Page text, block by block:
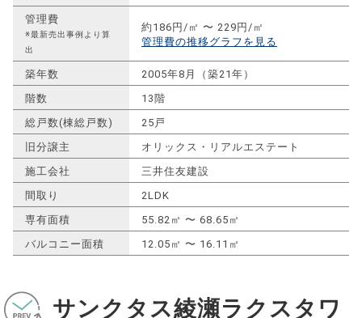
管理費
※最新売出事例より算
出
約186円/㎡ 〜 229円/㎡
管理費の推移グラフを見る
築年数
2005年8月（築21年）
階数
13階
総戸数(棟総戸数)
25戸
旧分譲主
オリックス・リアルエステート
施工会社
三井住友建設
間取り
2LDK
専有面積
55.82㎡ 〜 68.65㎡
バルコニー面積
12.05㎡ 〜 16.11㎡
サンクタス綾瀬ラクスタワ